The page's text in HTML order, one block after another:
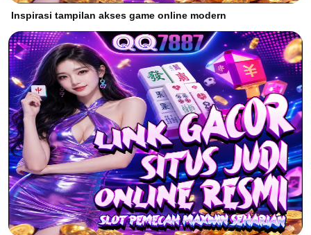
Inspirasi tampilan akses game online modern